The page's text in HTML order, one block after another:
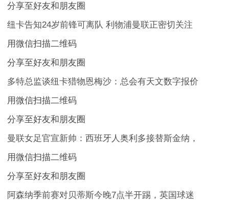
分享至好友和朋友圈
纽卡告知24岁前锋可离队 利物浦曼联正密切关注
用微信扫描二维码
分享至好友和朋友圈
多特总监谈纽卡猎物恩梅沙：总会有天文数字报价
用微信扫描二维码
分享至好友和朋友圈
曼联女足官宣新帅：西班牙人奥利多接替斯金纳，
用微信扫描二维码
分享至好友和朋友圈
阿森纳季前赛对贝蒂斯今晚7点半开踢，英国球迷